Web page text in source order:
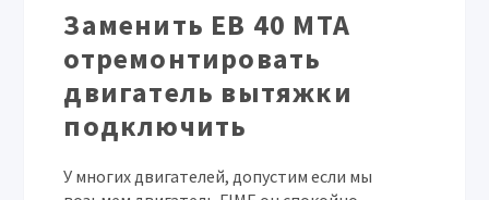
Заменить EB 40 MTA
отремонтировать
двигатель вытяжки
подключить
У многих двигателей, допустим если мы